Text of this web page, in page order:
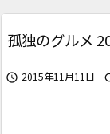
孤独のグルメ
 2015年11月11日